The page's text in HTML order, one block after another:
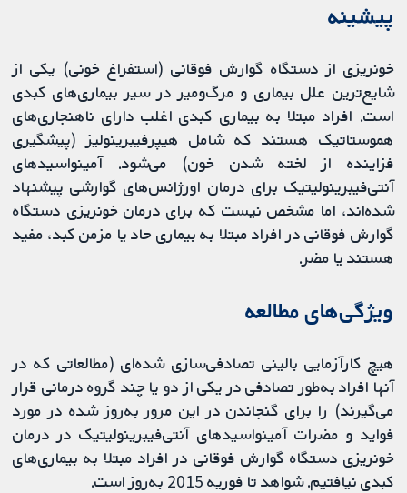
پیشینه
خونریزی از دستگاه گوارش فوقانی (استفراغ خونی) یکی از
شایع‌ترین علل بیماری و مرگ‌ومیر در سیر بیماری‌های کبدی
است. افراد مبتلا به بیماری کبدی اغلب دارای ناهنجاری‌های
هموستاتیک هستند که شامل هیپرفیبرینولیز (پیشگیری
فزاینده از لخته شدن خون) می‌شود. آمینواسیدهای
آنتی‌فیبرینولیتیک برای درمان اورژانس‌های گوارشی پیشنهاد
شده‌اند، اما مشخص نیست که برای درمان خونریزی دستگاه
گوارش فوقانی در افراد مبتلا به بیماری حاد یا مزمن کبد، مفید
هستند یا مضر.
ویژگی‌های مطالعه
هیچ کارآزمایی بالینی تصادفی‌سازی شده‌ای (مطالعاتی که در
آنها افراد به‌طور تصادفی در یکی از دو یا چند گروه درمانی قرار
می‌گیرند) را برای گنجاندن در این مرور به‌روز شده در مورد
فواید و مضرات آمینواسیدهای آنتی‌فیبرینولیتیک در درمان
خونریزی دستگاه گوارش فوقانی در افراد مبتلا به بیماری‌های
کبدی نیافتیم. شواهد تا فوریه 2015 به‌روز است.